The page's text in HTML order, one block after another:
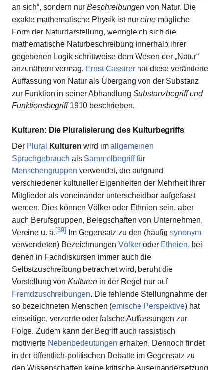
an sich“, sondern nur Beschreibungen von Natur. Die
exakte mathematische Physik ist nur eine mögliche
Form der Naturdarstellung, wenngleich sich die
mathematische Naturbeschreibung innerhalb ihrer
gegebenen Logik schrittweise dem Wesen der „Natur“
anzunähern vermag. Ernst Cassirer hat diese veränderte
Auffassung von Natur als Übergang von der Substanz
zur Funktion in seiner Abhandlung Substanzbegriff und
Funktionsbegriff1910 beschrieben.
Kulturen: Die Pluralisierung des Kulturbegriffs
Der Plural Kulturen wird im allgemeinen
Sprachgebrauch als Sammelbegrifffür
Menschengruppen verwendet, die aufgrund
verschiedener kultureller Eigenheiten der Mehrheit ihrer
Mitglieder als voneinander unterscheidbar aufgefasst
werden. Dies können Völker oder Ethnien sein, aber
auch Berufsgruppen, Belegschaften von Unternehmen,
Vereine u. ä. [39] Im Gegensatz zu den (häufig synonym
verwendeten) Bezeichnungen Völker oder Ethnien, bei
denen in Fachdiskursen immer auch die
Selbstzuschreibung betrachtet wird, beruht die
Vorstellung von Kulturen in der Regel nur auf
Fremdzuschreibungen. Die fehlende Stellungnahme der
so bezeichneten Menschen (emische Perspektive) hat
einseitige, verzerrte oder falsche Auffassungen zur
Folge. Zudem kann der Begriff auch rassistisch
motivierte Nebenbedeutungen erhalten. Dennoch findet
in der öffentlich-politischen Debatte im Gegensatz zu
den Wissenschaften keine kritische Auseinandersetzung